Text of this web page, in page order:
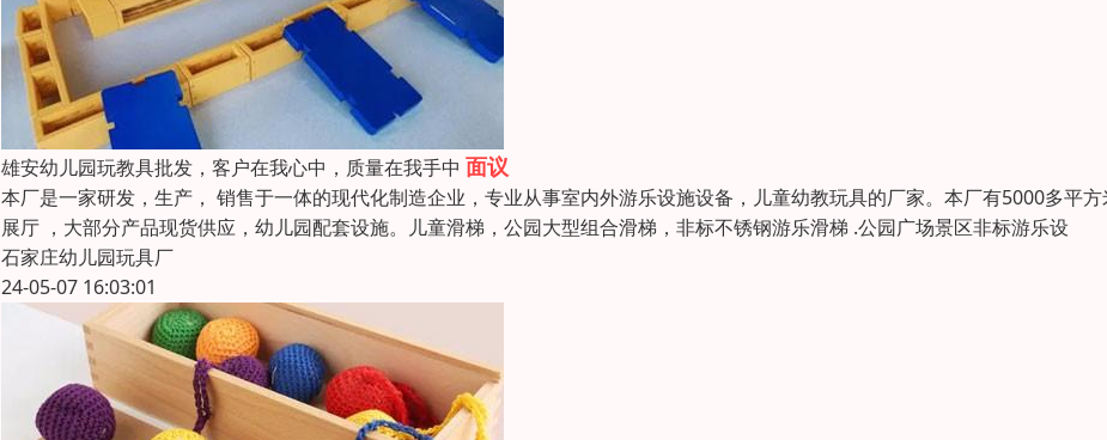
雄安幼儿园玩教具批发，客户在我心中，质量在我手中 面议
本厂是一家研发，生产， 销售于一体的现代化制造企业，专业从事室内外游乐设施设备，儿童幼教玩具的厂家。本厂有5000多平
展厅 ，大部分产品现货供应，幼儿园配套设施。儿童滑梯，公园大型组合滑梯，非标不锈钢游乐滑梯 .公园广场景区非标游乐设
石家庄幼儿园玩具厂
24-05-07 16:03:01